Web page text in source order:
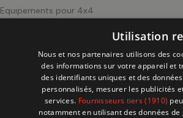
Equipements pour 4x4
Tentes de toit
Utilisation
Nous et nos partenaires utilisons des
des informations sur votre appareil et
des identifiants uniques et des
personnalisés, mesurer les publicités
services. Fournisseurs tiers (1910)
notamment en utilisant des données